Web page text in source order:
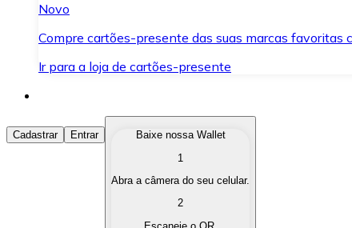
Novo
Compre cartões-presente das suas marcas favoritas
Ir para a loja de cartões-presente
Comprar Criptomoedas
Compre as criptomoedas de seu interesse de forma
Converta suas criptomoedas em moeda fiduciária
Cadastrar Entrar
Baixe nossa Wallet
1
Abra a câmera do seu celular.
2